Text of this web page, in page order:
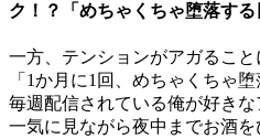
ク！？「めちゃくちゃ堕落する
一方、テンションがアガること
「1か月に1回、めちゃくちゃ
毎週配信されている俺が好きな
一気に見ながら夜中までお酒